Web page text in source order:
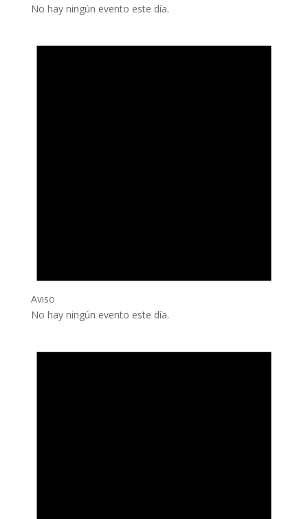
No hay ningún evento este día.
Aviso
No hay ningún evento este día.